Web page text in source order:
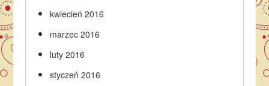
kwiecień 2016
marzec 2016
luty 2016
styczeń 2016